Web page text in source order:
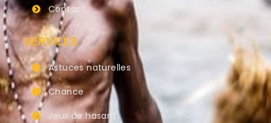
Contact
SERVICES
Astuces naturelles
Chance
Jeux de hasard